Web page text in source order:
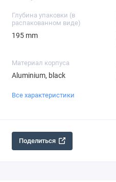
Глубина упаковки (в
распакованном виде)
195 mm
Материал корпуса
Aluminium, black
Все характеристики
Поделиться